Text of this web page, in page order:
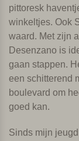
pittoresk
winkeltjes. Ook
waard. Met zijn
Desenzano is
gaan stappen.
een schitterend
boulevard om
goed kan.
Sinds mijn